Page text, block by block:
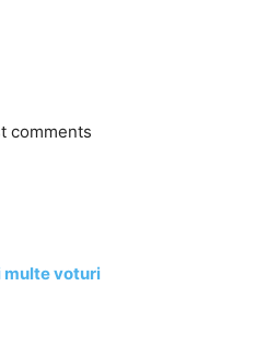
comments
multe voturi